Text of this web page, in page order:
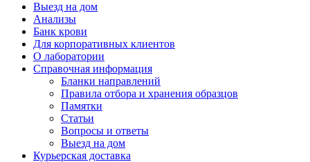
Выезд на дом
Анализы
Банк крови
Для корпоративных клиентов
О лаборатории
Справочная информация
Бланки направлений
Правила отбора и хранения образцов
Памятки
Статьи
Вопросы и ответы
Выезд на дом
Курьерская доставка